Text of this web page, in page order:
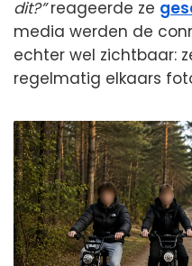
dit?”reageerde ze
media werden de
echter wel zichtbaar:
regelmatig elkaars